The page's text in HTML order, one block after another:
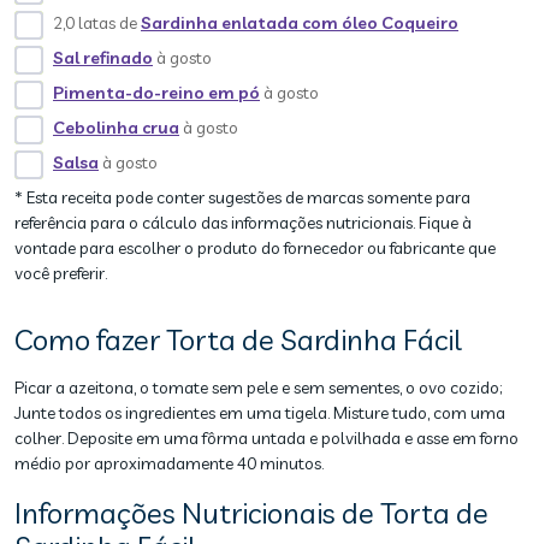
2,0 latas deSardinha enlatada com óleo Coqueiro
Sal refinado à gosto
Pimenta-do-reino em pó à gosto
Cebolinha crua à gosto
Salsa à gosto
* Esta receita pode conter sugestões de marcas somente para
referência para o cálculo das informações nutricionais. Fique à
vontade para escolher o produto do fornecedor ou fabricante que
você preferir.
Como fazer Torta de Sardinha Fácil
Picar a azeitona, o tomate sem pele e sem sementes, o ovo cozido;
Junte todos os ingredientes em uma tigela. Misture tudo, com uma
colher. Deposite em uma fôrma untada e polvilhada e asse em forno
médio por aproximadamente 40 minutos.
Informações Nutricionais de Torta de